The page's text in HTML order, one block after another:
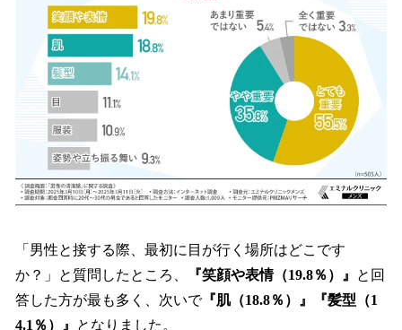
「男性と接する際、最初に目が行く場所はどこです
か？」と質問したところ、
『笑顔や表情（19.8％）』
と回
答した方が最も多く、次いで『肌（18.8％）』『髪型（1
4.1％）』
となりました。